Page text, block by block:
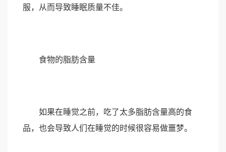
服，从而导致睡眠质量不佳。
食物的脂肪含量
如果在睡觉之前，吃了太多脂肪含量高的食
品，也会导致人们在睡觉的时候很容易做噩梦。